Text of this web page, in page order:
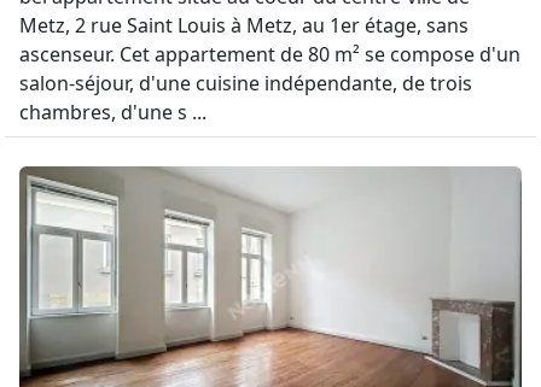
Metz, 2 rue Saint Louis à Metz, au 1er étage, sans
ascenseur. Cet appartement de 80 m² se compose d'un
salon-séjour, d'une cuisine indépendante, de trois
chambres, d'une s ...